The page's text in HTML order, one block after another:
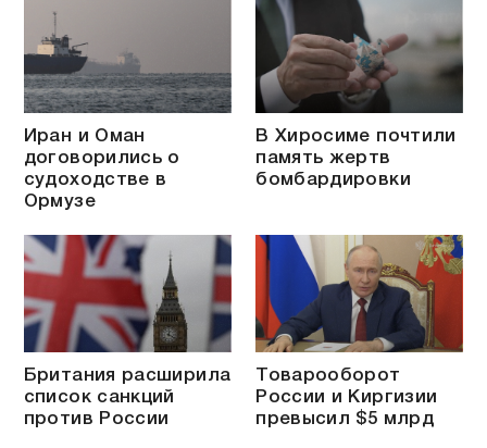
Иран и Оман
договорились о
судоходстве в
Ормузе
В Хиросиме почтили
память жертв
бомбардировки
Британия расширила
список санкций
против России
Товарооборот
России и Киргизии
превысил $5 млрд